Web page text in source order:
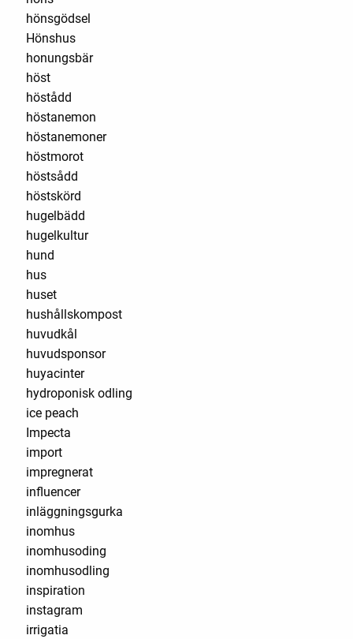
hönsgödsel
Hönshus
honungsbär
höst
höstådd
höstanemon
höstanemoner
höstmorot
höstsådd
höstskörd
hugelbädd
hugelkultur
hund
hus
huset
hushållskompost
huvudkål
huvudsponsor
huyacinter
hydroponisk odling
ice peach
Impecta
import
impregnerat
influencer
inläggningsgurka
inomhus
inomhusoding
inomhusodling
inspiration
instagram
irrigatia